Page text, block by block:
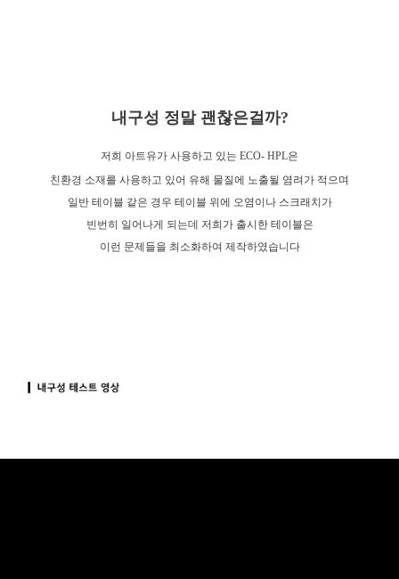
내구성 정말 괜찮은걸까?
저희 아트유가 사용하고 있는 ECO- HPL은
친환경 소재를 사용하고 있어 유해 물질에 노출될 염려가 적으며
일반 테이블 같은 경우 테이블 위에 오염이나 스크래치가
빈번히 일어나게 되는데 저희가 출시한 테이블은
이런 문제들을 최소화하여 제작하였습니다